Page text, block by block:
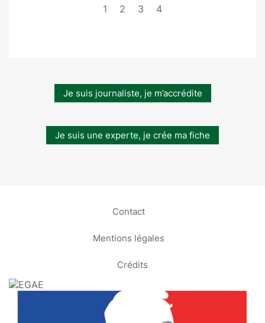
1 2 3 4
Je suis journaliste, je m’accrédite
Je suis une experte, je crée ma fiche
Contact
Mentions légales
Crédits